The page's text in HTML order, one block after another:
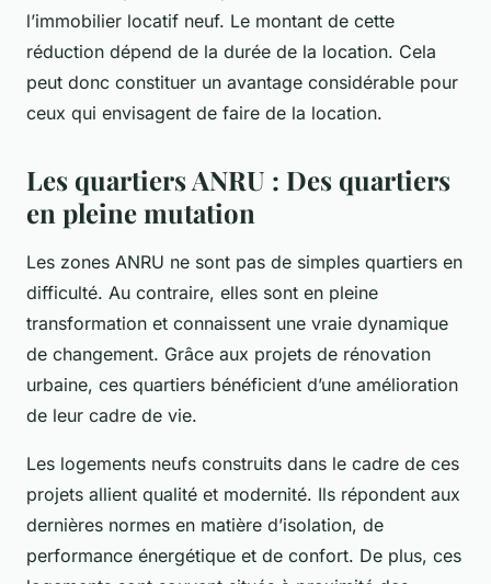
l’immobilier locatif neuf. Le montant de cette
réduction dépend de la durée de la location. Cela
peut donc constituer un avantage considérable pour
ceux qui envisagent de faire de la location.
Les quartiers ANRU : Des quartiers
en pleine mutation
Les zones ANRU ne sont pas de simples quartiers en
difficulté. Au contraire, elles sont en pleine
transformation et connaissent une vraie dynamique
de changement. Grâce aux projets de rénovation
urbaine, ces quartiers bénéficient d’une amélioration
de leur cadre de vie.
Les logements neufs construits dans le cadre de ces
projets allient qualité et modernité. Ils répondent aux
dernières normes en matière d’isolation, de
performance énergétique et de confort. De plus, ces